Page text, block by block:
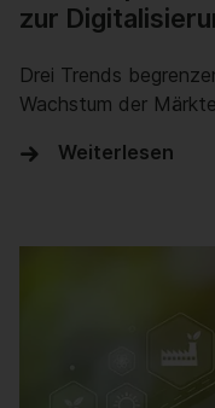
zur
Drei Trends
Wachstum der
Weiterlesen